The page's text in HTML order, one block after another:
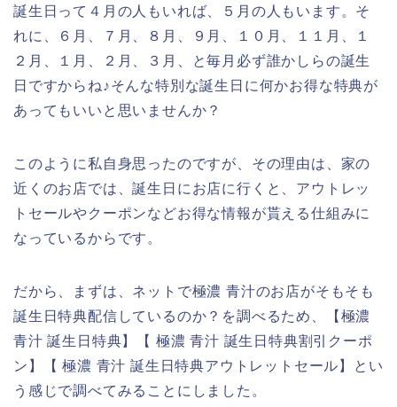
誕生日って４月の人もいれば、５月の人もいます。そ
れに、６月、７月、８月、９月、１０月、１１月、１
２月、１月、２月、３月、と毎月必ず誰かしらの誕生
日ですからね♪そんな特別な誕生日に何かお得な特典が
あってもいいと思いませんか？
このように私自身思ったのですが、その理由は、家の
近くのお店では、誕生日にお店に行くと、アウトレッ
トセールやクーポンなどお得な情報が貰える仕組みに
なっているからです。
だから、まずは、ネットで極濃 青汁のお店がそもそも
誕生日特典配信しているのか？を調べるため、【極濃
青汁 誕生日特典】【 極濃 青汁 誕生日特典割引クーポ
ン】【 極濃 青汁 誕生日特典アウトレットセール】とい
う感じで調べてみることにしました。